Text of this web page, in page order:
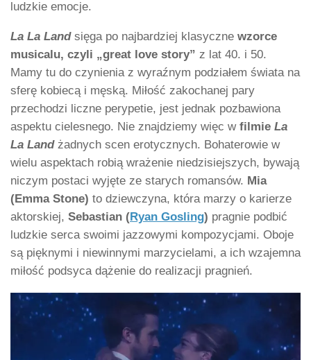
ludzkie emocje.
La La Landsięga po najbardziej klasyczne wzorce
musicalu, czyli „great love story” z lat 40. i 50.
Mamy tu do czynienia z wyraźnym podziałem świata na
sferę kobiecą i męską. Miłość zakochanej pary
przechodzi liczne perypetie, jest jednak pozbawiona
aspektu cielesnego. Nie znajdziemy więc w filmie La
La Landżadnych scen erotycznych. Bohaterowie w
wielu aspektach robią wrażenie niedzisiejszych, bywają
niczym postaci wyjęte ze starych romansów. Mia
(Emma Stone) to dziewczyna, która marzy o karierze
aktorskiej, Sebastian (Ryan Gosling) pragnie podbić
ludzkie serca swoimi jazzowymi kompozycjami. Oboje
są pięknymi i niewinnymi marzycielami, a ich wzajemna
miłość podsyca dążenie do realizacji pragnień.